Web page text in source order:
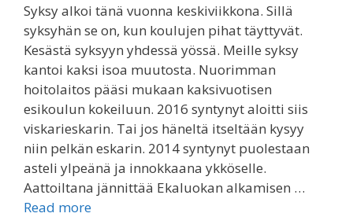
Syksy alkoi tänä vuonna keskiviikkona. Sillä
syksyhän se on, kun koulujen pihat täyttyvät.
Kesästä syksyyn yhdessä yössä. Meille syksy
kantoi kaksi isoa muutosta. Nuorimman
hoitolaitos pääsi mukaan kaksivuotisen
esikoulun kokeiluun. 2016 syntynyt aloitti siis
viskarieskarin. Tai jos häneltä itseltään kysyy
niin pelkän eskarin. 2014 syntynyt puolestaan
asteli ylpeänä ja innokkaana ykköselle.
Aattoiltana jännittää Ekaluokan alkamisen …
Read more